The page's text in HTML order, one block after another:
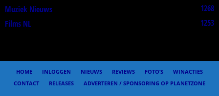
Muziek Nieuws
1268
Films NL
1253
HOME INLOGGEN NIEUWS REVIEWS FOTO’S
WINACTIES
CONTACT
RELEASES
ADVERTEREN / SPONSORING OP PLANETZONE